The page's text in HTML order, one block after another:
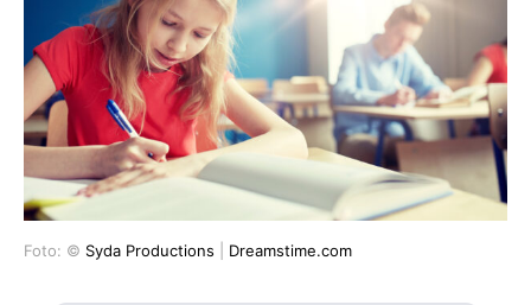
Foto: © Syda Productions Dreamstime.com